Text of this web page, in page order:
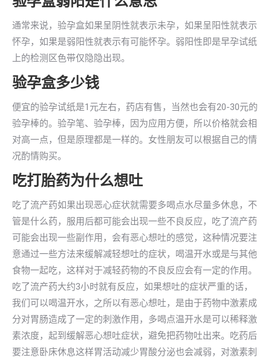
通常来说，验孕盒如果呈阴性就表示未孕，如果呈阳性就表示
怀孕，如果是弱阳性就表示有可能怀孕。弱阳性即是早孕试纸
上的检测区色带仅隐隐出现。
验孕盒多少钱
便宜的验孕试纸是1元左右，药店有售，当然也会有20-30元的
验孕棒的。验孕笔、验孕棒，因为应用方便，所以价格就会相
对高一点，但是原理都是一样的。女性朋友可以根据自己的情
况酌情购买。
吃打胎药为什么想吐
吃了流产药如果出现恶心症状就需要多喝点水尽量多休息，不
管是什么药，服用后都可能会出现一些不良反应，吃了流产药
可能会出现一些副作用，会有恶心想吐的感觉，这种情况要注
意通过一些方法来缓解减轻想吐的症状，喝温开水或是与其他
食物一起吃，这样对于减轻药物的不良反应会有一定的作用。
吃了流产药大约3小时就有反应，如果想吐的症状严重的话，
我们可以喝温开水，之所以有恶心想吐，是由于药物中激素成
分对胃肠造成了一定的刺激作用，多喝点温开水是可以稀释激
素浓度，起到缓解恶心想吐症状，避免把药物吐出来。吃药后
要注意卧床休息这样胃活动减少胃酸分泌也会减弱，对激素刺